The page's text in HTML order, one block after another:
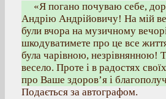
«Я погано почуваю себе,
Андрію Андрійовичу! На мій
були вчора на музичному
шкодуватимете про це все
була чарівною, незрівнянною!
весело. Проте і в радостях
про Ваше здоров’я і
Подається за автографом.